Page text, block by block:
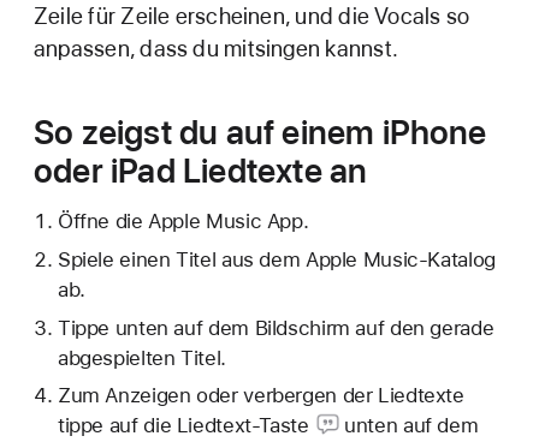
Zeile für Zeile erscheinen, und die Vocals so
anpassen, dass du mitsingen kannst.
So zeigst du auf einem iPhone
oder iPad Liedtexte an
Öffne die Apple Music App.
Spiele einen Titel aus dem Apple Music-Katalog
ab.
Tippe unten auf dem Bildschirm auf den gerade
abgespielten Titel.
Zum Anzeigen oder verbergen der Liedtexte
tippe aufdie Liedtext-Taste
unten auf dem